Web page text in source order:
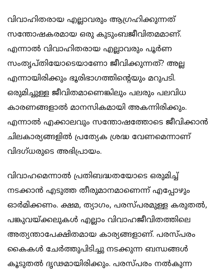
വിവാഹിതരായ എല്ലാവരും ആഗ്രഹിക്കുന്നത്
സന്തോഷകരമായ ഒരു കുടുംബജീവിതമമാണ്.
എന്നാൽ വിവാഹിതരായ എല്ലാവരും പൂർണ
സംതൃപ്തിയോടെയാണോ ജീവിക്കുന്നത്? അല്ല
എന്നായിരിക്കും ഭൂരിഭാഗത്തിന്റെയും മറുപടി.
ഒരുമിച്ചുള്ള ജീവിതമാണെങ്കിലും പലരും പലവിധ
കാരണങ്ങളാൽ മാനസികമായി അകന്നിരിക്കും.
എന്നാൽ എക്കാലവും സന്തോഷത്തോടെ ജീവിക്കാൻ
ചിലകാര്യങ്ങളിൽ പ്രത്യേക ശ്രദ്ധ വേണമെന്നാണ്
വിദഗ്ധരുടെ അഭിപ്രായം.
വിവാഹമെന്നാൽ പ്രതിബദ്ധതയോടെ ഒരുമിച്ച്
നടക്കാന്‍ എടുത്ത തീരുമാനമാണെന്ന് എപ്പോഴും
ഓർമിക്കണം. ക്ഷമ, ത്യാഗം, പരസ്പരമുള്ള കരുതൽ,
പങ്കുവയ്ക്കലുകൾ എല്ലാം വിവാഹജീവിതത്തിലെ
അത്യന്താപേക്ഷിതമായ കാര്യങ്ങളാണ്. പരസ്പരം
കൈകള്‍ ചേർത്തുപിടിച്ചു നടക്കുന്ന ബന്ധങ്ങൾ
കൂടുതൽ ദൃഢമായിരിക്കും. പരസ്പരം നൽകുന്ന